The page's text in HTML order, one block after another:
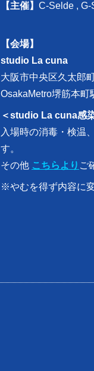
【主催】 C-Selde ,
【会場】
studio La cuna
大阪市中央区久太郎
OsakaMetro堺筋本
＜studio La cuna感
入場時の消毒・検温
す。
その他 こちらより ご
※やむを得ず内容に